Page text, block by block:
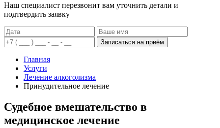
Наш специалист перезвонит вам уточнить детали и
подтвердить заявку
Записаться на приём
Главная
Услуги
Лечение алкоголизма
Принудительное лечение
Судебное вмешательство в
медицинское лечение